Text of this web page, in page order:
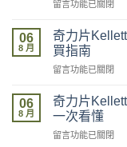
記
落
單、
流、
貨、
服
用
邊
買
最
安
全？
網
vs
房
在
力
片
Kellett
2026
新
攻
留言功能已關閉
06
8 月
奇力片
買指南
在
力
片
Kellett
評
留言功能已關閉
06
8 月
奇力片
一次看懂
在
留言功能已關閉